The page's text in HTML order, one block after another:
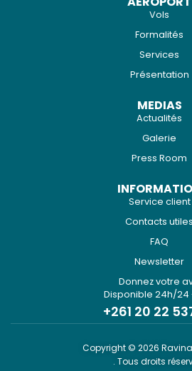
Vols
Formalités
Services
Présentation
MEDIAS
Actualités
Galerie
Press Room
Service client
Contacts utiles
FAQ
Newsletter
Donnez votre
Disponible 24h/24
+261 20 22
Copyright © 2026
. Tous droits